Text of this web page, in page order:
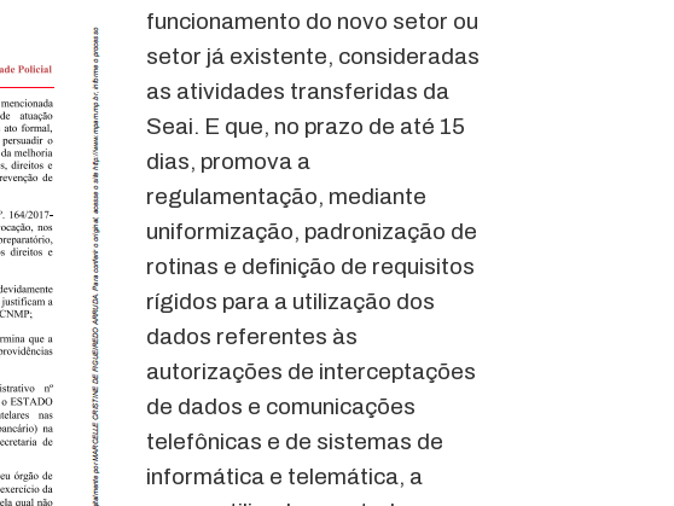
funcionamento do novo setor ou
setor já existente, consideradas
as atividades transferidas da
Seai. E que, no prazo de até 15
dias, promova a
regulamentação, mediante
uniformização, padronização de
rotinas e definição de requisitos
rígidos para a utilização dos
dados referentes às
autorizações de interceptações
de dados e comunicações
telefônicas e de sistemas de
informática e telemática, a